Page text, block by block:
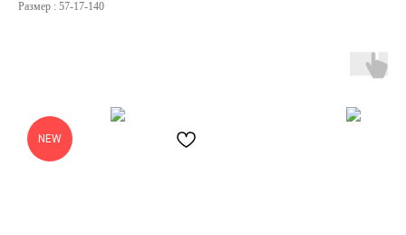
Размер : 57-17-140
NEW